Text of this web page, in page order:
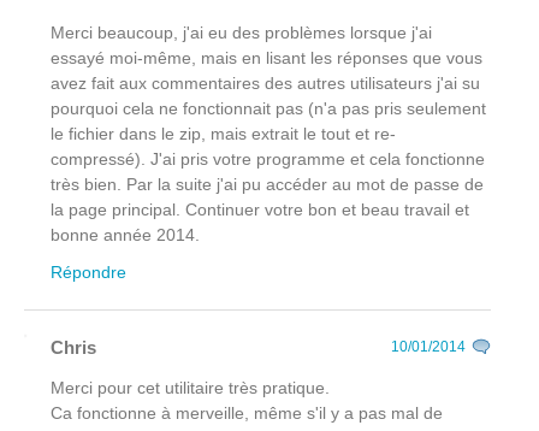
Merci beaucoup, j'ai eu des problèmes lorsque j'ai
essayé moi-même, mais en lisant les réponses que vous
avez fait aux commentaires des autres utilisateurs j'ai su
pourquoi cela ne fonctionnait pas (n'a pas pris seulement
le fichier dans le zip, mais extrait le tout et re-
compressé). J'ai pris votre programme et cela fonctionne
très bien. Par la suite j'ai pu accéder au mot de passe de
la page principal. Continuer votre bon et beau travail et
bonne année 2014.
Répondre
Chris 10/01/2014
Merci pour cet utilitaire très pratique.
Ca fonctionne à merveille, même s'il y a pas mal de